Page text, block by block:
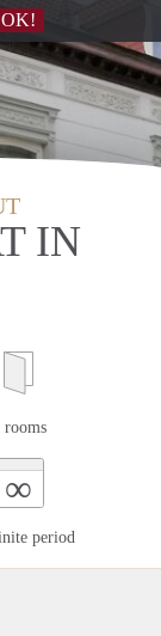
IN
rooms
∞
period
OK!